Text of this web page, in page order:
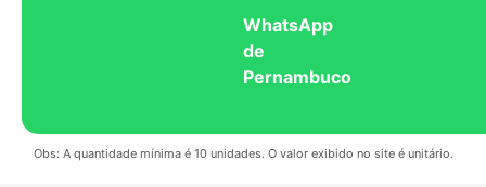
WhatsApp
de
Pernambuco
Obs: A quantidade mínima é 10 unidades. O valor exibido no site é unitário.